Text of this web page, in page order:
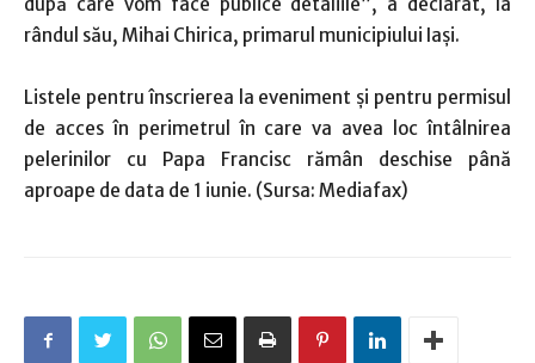
rândul său, Mihai Chirica, primarul municipiului Iaşi.
Listele pentru înscrierea la eveniment şi pentru permisul
de acces în perimetrul în care va avea loc întâlnirea
pelerinilor cu Papa Francisc rămân deschise până
aproape de data de 1 iunie. (Sursa: Mediafax)